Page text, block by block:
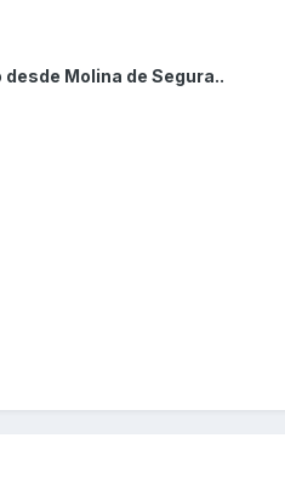
Molina de Segura..